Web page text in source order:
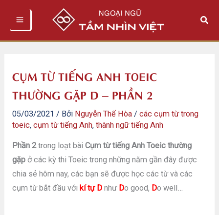
Tìm
CỤM TỪ TIẾNG ANH TOEIC
THƯỜNG GẶP D – PHẦN 2
05/03/2021 / Bởi Nguyễn Thế Hòa /các cụm từ trong
toeic,cụm từ tiếng Anh,thành ngữ tiếng Anh
Phần 2trong loạt bàiCụm từ tiếng Anh Toeic thường
gặp ở các kỳ thi Toeic trong những năm gần đây được
chia sẻ hôm nay, các bạn sẽ được học các từ và các
cụm từ bắt đầu vớikí tự D như Do good, Do well…